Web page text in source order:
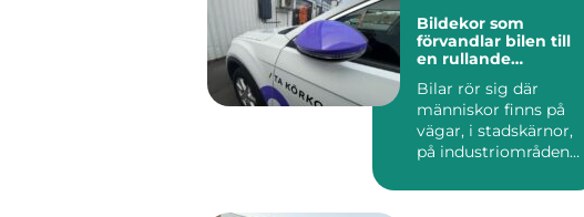
Bildekor som
förvandlar bilen till
en rullande
Bilar rör sig där
människor finns på
vägar, i stadskärnor,
på industriområden
N...